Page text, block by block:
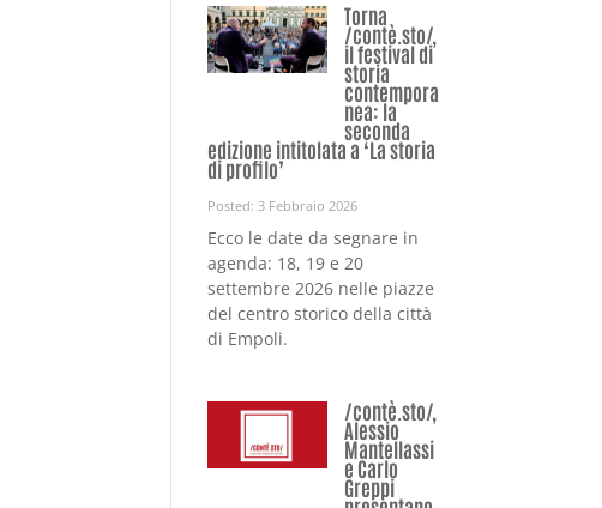
Torna
/contè.sto/,
il festival di
storia
contempora
nea: la
seconda
edizione intitolata a ‘La storia
di profilo’
Posted: 3 Febbraio 2026
Ecco le date da segnare in
agenda: 18, 19 e 20
settembre 2026 nelle piazze
del centro storico della città
di Empoli.
/contè.sto/,
Alessio
Mantellassi
e Carlo
Greppi